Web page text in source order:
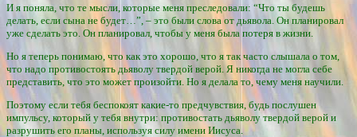
И я поняла, что те мысли, которые меня преследовали: “Что ты будешь
делать, если сына не будет…”, – это были слова от дьявола. Он планировал
уже сделать это. Он планировал, чтобы у меня была потеря в жизни.
Но я теперь понимаю, что как это хорошо, что я так часто слышала о том,
что надо противостоять дьяволу твердой верой. Я никогда не могла себе
представить, что это может произойти. Но я делала то, чему меня научили.
Поэтому если тебя беспокоят какие-то предчувствия, будь послушен
импульсу, который у тебя внутри: противостать дьяволу твердой верой и
разрушить его планы, используя силу имени Иисуса.